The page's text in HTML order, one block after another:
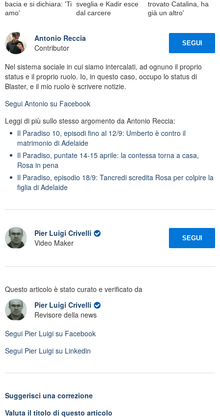
bacia e si dichiara: 'Ti
amo'
sveglia e Kadir esce
dal carcere
trovato Catalina, ha
già un altro'
Antonio Reccia
Contributor
SEGUI
Nel sistema sociale in cui siamo intercalati, ad ognuno il proprio
status e il proprio ruolo. Io, in questo caso, occupo lo status di
Blaster, e il mio ruolo è scrivere notizie.
Segui Antonio su Facebook
Leggi di più sullo stesso argomento da Antonio Reccia:
Il Paradiso 10, episodi fino al 12/9: Umberto è contro il
matrimonio di Adelaide
Il Paradiso, puntate 14-15 aprile: la contessa torna a casa,
Rosa in pena
Il Paradiso, episodio 18/9: Tancredi scredita Rosa per colpire la
figlia di Adelaide
Pier Luigi Crivelli
Video Maker
SEGUI
Questo articolo è stato curato e verificato da
Pier Luigi Crivelli
Revisore della news
Segui Pier Luigi su Facebook
Segui Pier Luigi su Linkedin
Suggerisci una correzione
Valuta il titolo di questo articolo